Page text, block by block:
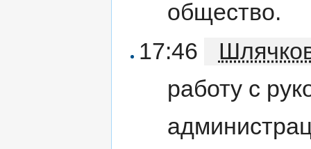
общество.
17:46
работу с